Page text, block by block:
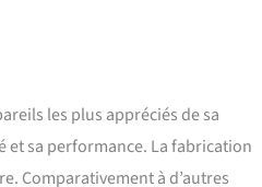
les plus appréciés de sa
et sa performance. La fabrication
Comparativement à d’autres